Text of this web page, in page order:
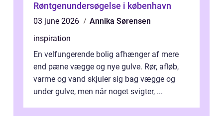
Røntgenundersøgelse i københavn
03 june 2026
Annika Sørensen
inspiration
En velfungerende bolig afhænger af mere
end pæne vægge og nye gulve. Rør, afløb,
varme og vand skjuler sig bag vægge og
under gulve, men når noget svigter, ...